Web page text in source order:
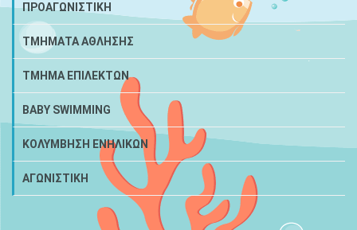
ΠΡΟΑΓΩΝΙΣΤΙΚΗ
ΤΜΗΜΑΤΑ ΑΘΛΗΣΗΣ
ΤΜΗΜΑ ΕΠΙΛΕΚΤΩΝ
BABY SWIMMING
ΚΟΛΥΜΒΗΣΗ ΕΝΗΛΙΚΩΝ
ΑΓΩΝΙΣΤΙΚΗ